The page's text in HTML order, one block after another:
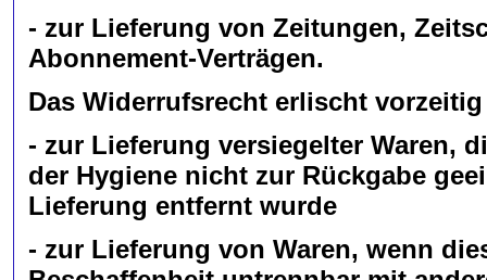
- zur Lieferung von Zeitungen,
Abonnement-Verträgen.
Das Widerrufsrecht erlischt
- zur Lieferung versiegelter Waren,
der Hygiene nicht zur Rückgabe
Lieferung entfernt wurde
- zur Lieferung von Waren, wenn